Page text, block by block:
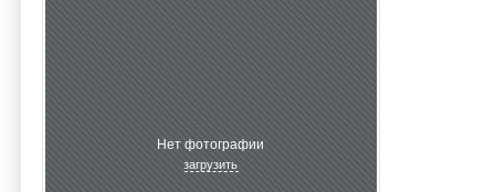
Нет фотографии
загрузить